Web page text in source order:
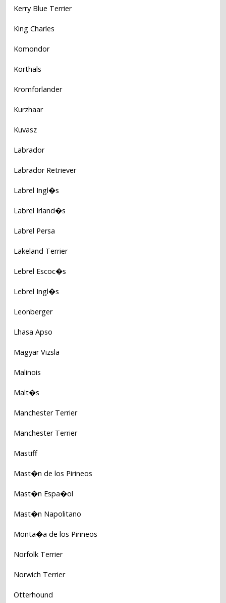
Kerry Blue Terrier
King Charles
Komondor
Korthals
Kromforlander
Kurzhaar
Kuvasz
Labrador
Labrador Retriever
Labrel Ingl�s
Labrel Irland�s
Labrel Persa
Lakeland Terrier
Lebrel Escoc�s
Lebrel Ingl�s
Leonberger
Lhasa Apso
Magyar Vizsla
Malinois
Malt�s
Manchester Terrier
Manchester Terrier
Mastiff
Mast�n de los Pirineos
Mast�n Espa�ol
Mast�n Napolitano
Monta�a de los Pirineos
Norfolk Terrier
Norwich Terrier
Otterhound